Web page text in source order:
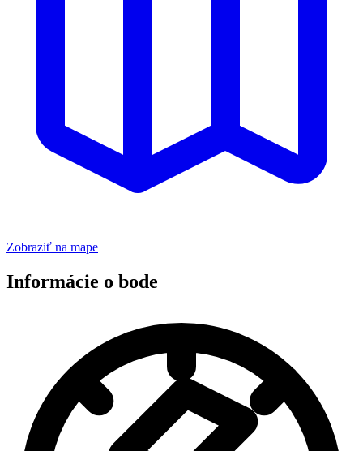
Zobraziť na mape
Informácie o bode